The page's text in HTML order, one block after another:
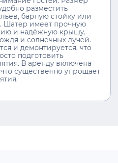
разместить
барную стойку или
Шатер имеет прочную
и надёжную крышу,
и солнечных лучей.
и демонтируется, что
подготовить
В аренду включена
существенно упрощает